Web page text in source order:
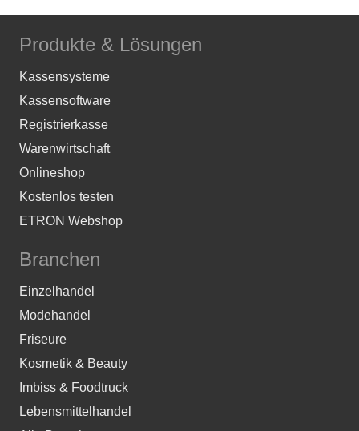
Produkte & Lösungen
Kassensysteme
Kassensoftware
Registrierkasse
Warenwirtschaft
Onlineshop
Kostenlos testen
ETRON Webshop
Branchen
Einzelhandel
Modehandel
Friseure
Kosmetik & Beauty
Imbiss & Foodtruck
Lebensmittelhandel